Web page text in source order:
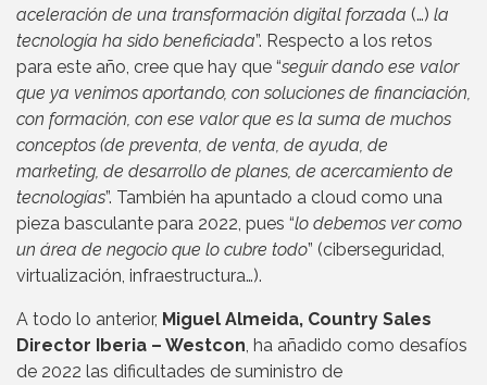
aceleración de una transformación digital forzada (…) la
tecnología ha sido beneficiada”. Respecto a los retos
para este año, cree que hay que “seguir dando ese valor
que ya venimos aportando, con soluciones de financiación,
con formación, con ese valor que es la suma de muchos
conceptos (de preventa, de venta, de ayuda, de
marketing, de desarrollo de planes, de acercamiento de
tecnologías”. También ha apuntado a cloud como una
pieza basculante para 2022, pues “lo debemos ver como
un área de negocio que lo cubre todo” (ciberseguridad,
virtualización, infraestructura…).
A todo lo anterior, Miguel Almeida, Country Sales
Director Iberia – Westcon , ha añadido como desafíos
de 2022 las dificultades de suministro de